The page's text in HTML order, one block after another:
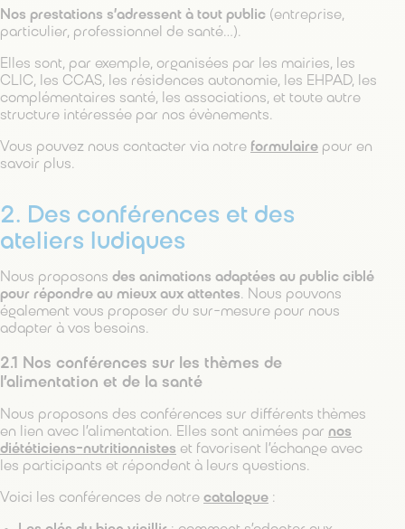
Nos prestations s’adressent à tout public (entreprise,
particulier, professionnel de santé…).
Elles sont, par exemple, organisées par les mairies, les
CLIC, les CCAS, les résidences autonomie, les EHPAD, les
complémentaires santé, les associations, et toute autre
structure intéressée par nos évènements.
Vous pouvez nous contacter via notre formulaire pour en
savoir plus.
2. Des conférences et des
ateliers ludiques
Nous proposons des animations adaptées au public ciblé
pour répondre au mieux aux attentes. Nous pouvons
également vous proposer du sur-mesure pour nous
adapter à vos besoins.
2.1 Nos conférences sur les thèmes de
l’alimentation et de la santé
Nous proposons des conférences sur différents thèmes
en lien avec l’alimentation. Elles sont animées par nos
diététiciens-nutritionnistes et favorisent l’échange avec
les participants et répondent à leurs questions.
Voici les conférences de notre catalogue :